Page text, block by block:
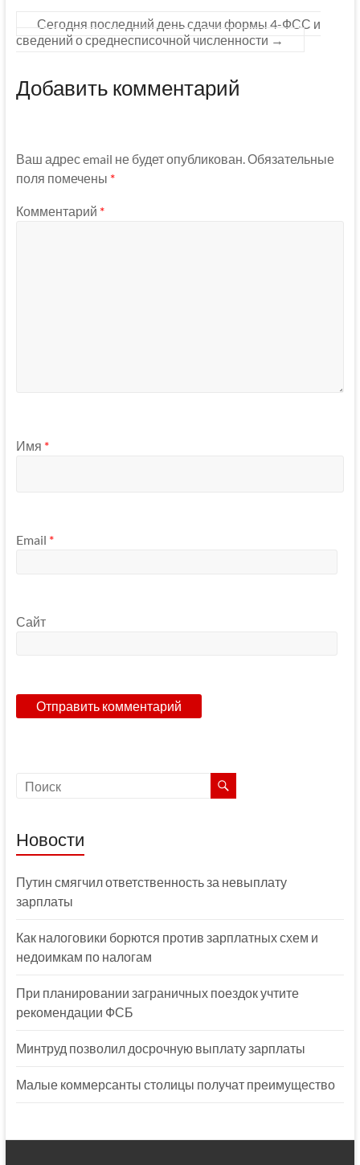
Сегодня последний день сдачи формы 4-ФСС и
сведений о среднесписочной численности →
Добавить комментарий
Ваш адрес email не будет опубликован. Обязательные
поля помечены *
Комментарий *
Имя *
Email *
Сайт
Новости
Путин смягчил ответственность за невыплату
зарплаты
Как налоговики борются против зарплатных схем и
недоимкам по налогам
При планировании заграничных поездок учтите
рекомендации ФСБ
Минтруд позволил досрочную выплату зарплаты
Малые коммерсанты столицы получат преимущество